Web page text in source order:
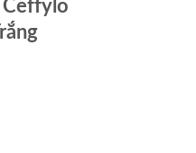
Ceffylo